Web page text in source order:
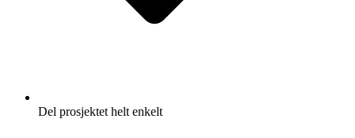
Del prosjektet helt enkelt